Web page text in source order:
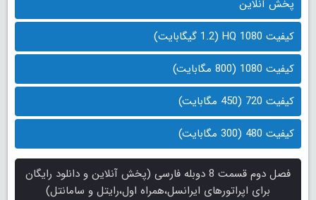
پخش آنلاین
کیفیت 1080 HQ (1.2 گیگابایت)
کیفیت 1080 (800 مگابایت)
کیفیت 720 (450 مگابایت)
کیفیت 480 (300 مگابایت)
فصل دوم قسمت 8 دوبله فارسی (پخش آنلاین و دانلود رایگان
برای اپراتورهای ایرانسل،همراه اول،رایتل و سامانتل)